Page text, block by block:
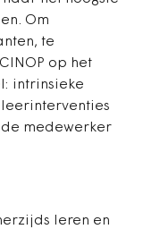
Om
te
op het
intrinsieke
medewerker
leren en